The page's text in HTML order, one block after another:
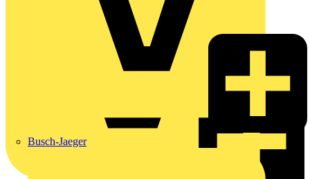
Busch-Jaeger